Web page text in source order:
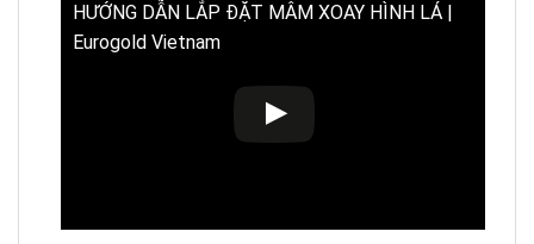
HƯỚNG DẪN LẮP ĐẶT MÂM XOAY HÌNH LÁ |
Eurogold Vietnam